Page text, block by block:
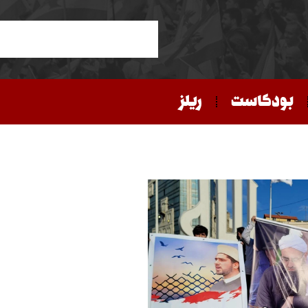
بودكاست ريلز